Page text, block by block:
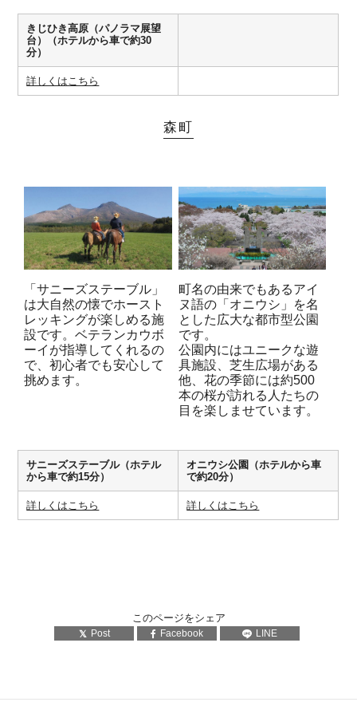
きじひき高原（パノラマ展望
台）（ホテルから車で約30
分）
詳しくはこちら
森町
「サニーズステーブル」
は大自然の懐でホースト
レッキングが楽しめる施
設です。ベテランカウボ
ーイが指導してくれるの
で、初心者でも安心して
挑めます。
町名の由来でもあるアイ
ヌ語の「オニウシ」を名
とした広大な都市型公園
です。
公園内にはユニークな遊
具施設、芝生広場がある
他、花の季節には約500
本の桜が訪れる人たちの
目を楽しませています。
サニーズステーブル（ホテル
から車で約15分）
オニウシ公園（ホテルから車
で約20分）
詳しくはこちら 詳しくはこちら
このページをシェア
Post Facebook LINE